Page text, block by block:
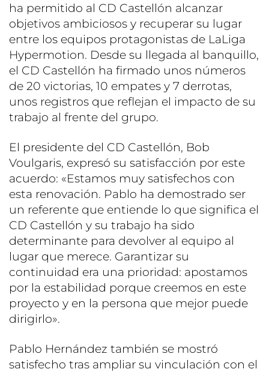
ha permitido al CD Castellón alcanzar
objetivos ambiciosos y recuperar su lugar
entre los equipos protagonistas de LaLiga
Hypermotion. Desde su llegada al banquillo,
el CD Castellón ha firmado unos números
de 20 victorias, 10 empates y 7 derrotas,
unos registros que reflejan el impacto de su
trabajo al frente del grupo.
El presidente del CD Castellón, Bob
Voulgaris, expresó su satisfacción por este
acuerdo: «Estamos muy satisfechos con
esta renovación. Pablo ha demostrado ser
un referente que entiende lo que significa el
CD Castellón y su trabajo ha sido
determinante para devolver al equipo al
lugar que merece. Garantizar su
continuidad era una prioridad: apostamos
por la estabilidad porque creemos en este
proyecto y en la persona que mejor puede
dirigirlo».
Pablo Hernández también se mostró
satisfecho tras ampliar su vinculación con el